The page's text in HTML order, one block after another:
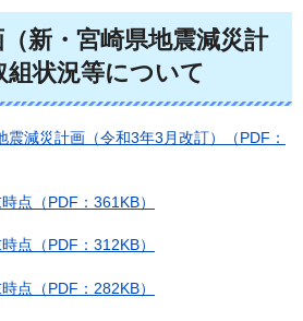
（新・宮崎県地震減災計
状況等について
震減災計画（令和3年3月改訂）（PDF：
点（PDF：361KB）
点（PDF：312KB）
点（PDF：282KB）